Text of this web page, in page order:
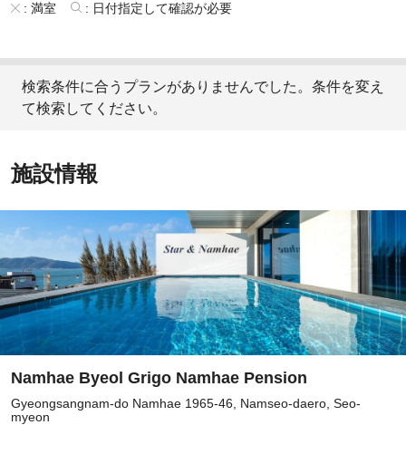
: 満室 : 日付指定して確認が必要
検索条件に合うプランがありませんでした。条件を変え
て検索してください。
施設情報
Namhae Byeol Grigo Namhae Pension
Gyeongsangnam-do Namhae 1965-46, Namseo-daero, Seo-
myeon